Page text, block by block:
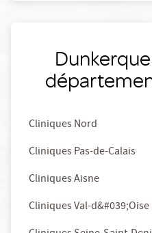
Cliniques Nord
Cliniques Pas-de-Calais
Cliniques Aisne
Cliniques Val-d&#039;Oise